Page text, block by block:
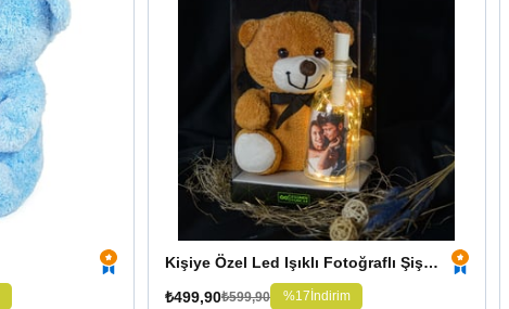
Kişiye Özel Led Işıklı Fotoğraflı Şişe ve 25 cm Ayıcık
₺499,90₺599,90 %17 İndirim